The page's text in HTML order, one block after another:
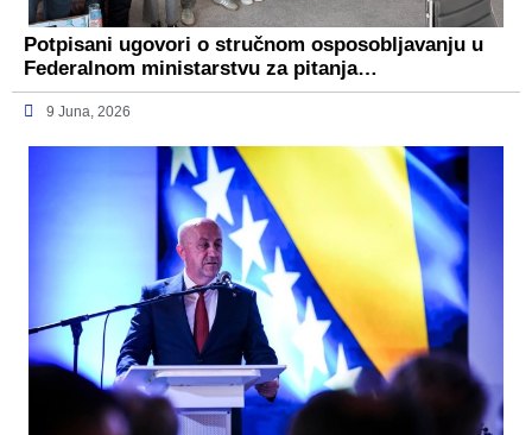
Potpisani ugovori o stručnom osposobljavanju u
Federalnom ministarstvu za pitanja…
9 Juna, 2026